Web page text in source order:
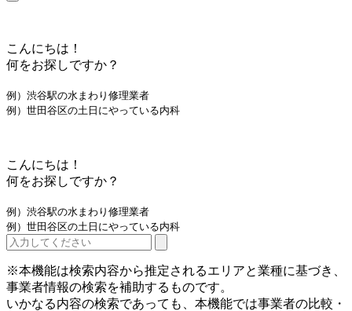
こんにちは！
何をお探しですか？
例）渋谷駅の水まわり修理業者
例）世田谷区の土日にやっている内科
こんにちは！
何をお探しですか？
例）渋谷駅の水まわり修理業者
例）世田谷区の土日にやっている内科
※本機能は検索内容から推定されるエリアと業種に基づき、
事業者情報の検索を補助するものです。
いかなる内容の検索であっても、本機能では事業者の比較・